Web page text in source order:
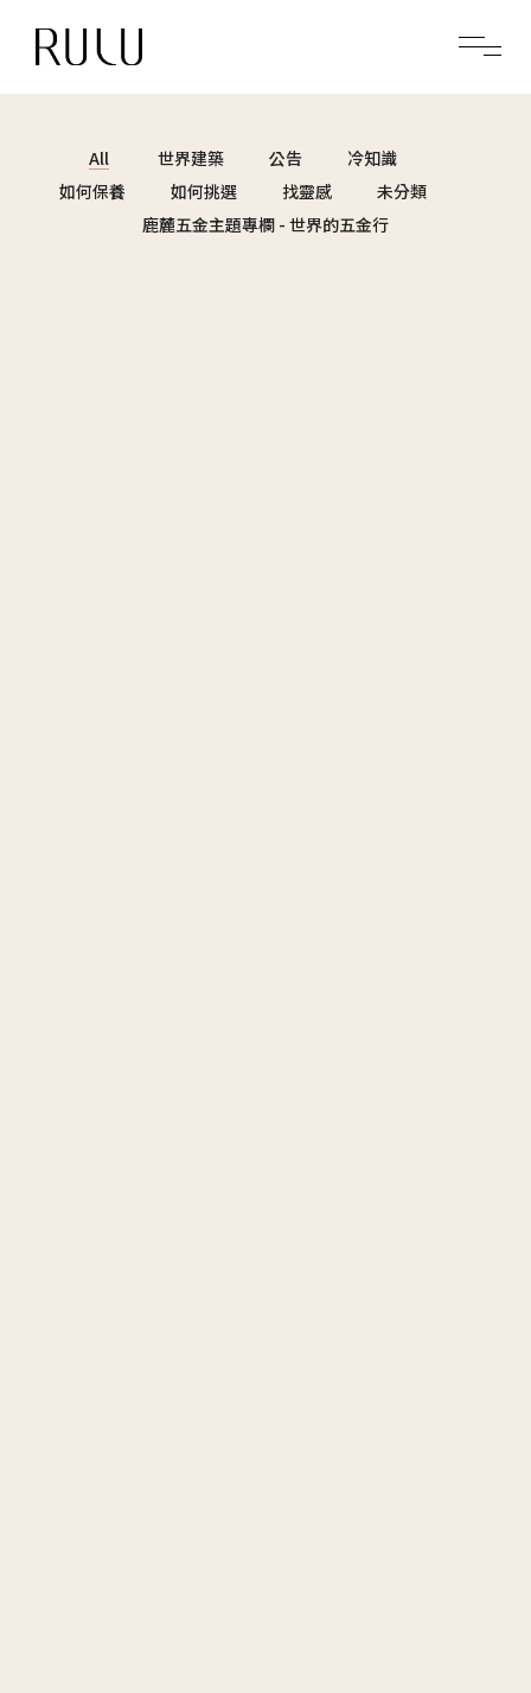
All 世界建築 公告
冷知識
如何保養
如何挑選 找靈感
未分類
鹿麓五金主題專欄 - 世界的五金行